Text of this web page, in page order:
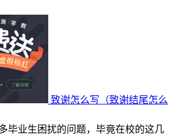
致谢怎么写（致谢结尾怎么
毕业生困扰的问题，毕竟在校的这几